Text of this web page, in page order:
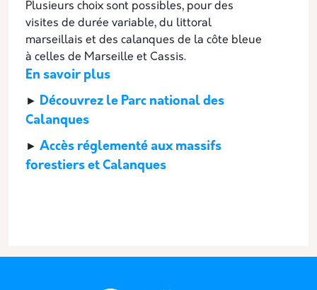
Plusieurs choix sont possibles, pour des
visites de durée variable, du littoral
marseillais et des calanques de la côte bleue
à celles de Marseille et Cassis.
En savoir plus
► Découvrez le Parc national des
Calanques
► Accès réglementé aux massifs
forestiers et Calanques